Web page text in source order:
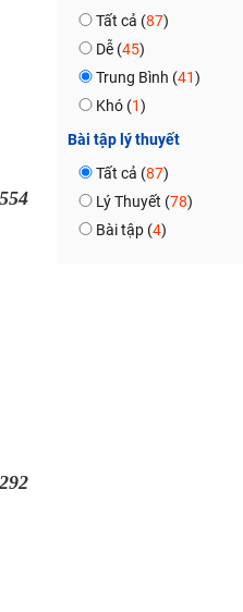
Tất cả (87)
Dễ (45)
Trung Bình (41)
Khó (1)
Bài tập lý thuyết
Tất cả (87)
Lý Thuyết (78)
Bài tập (4)